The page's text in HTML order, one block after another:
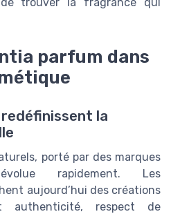
parfum dans
la
porté par des marques
rapidement. Les
aujourd’hui des créations
authenticité, respect de